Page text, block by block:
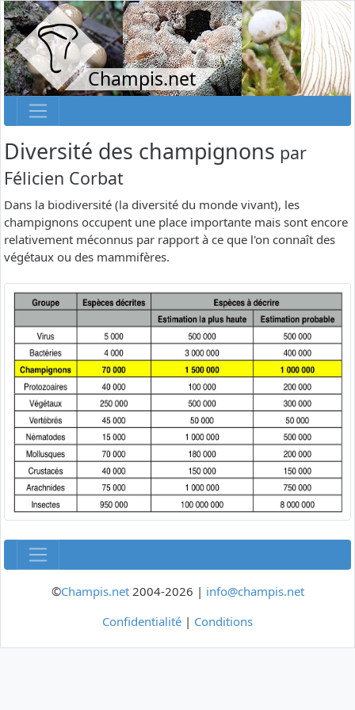
Champis.net
Diversité des champignons par
Félicien Corbat
Dans la biodiversité (la diversité du monde vivant), les
champignons occupent une place importante mais sont encore
relativement méconnus par rapport à ce que l'on connaît des
végétaux ou des mammifères.
©Champis.net2004-2026 | info@champis.net
Confidentialité | Conditions